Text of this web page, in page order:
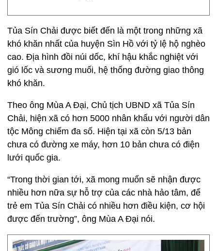
Tủa Sín Chải được biết đến là một trong những xã
khó khăn nhất của huyện Sìn Hồ với tỷ lệ hộ nghèo
cao. Địa hình đồi núi dốc, khí hậu khắc nghiệt với
gió lốc và sương muối, hệ thống đường giao thông
khó khăn.
Theo ông Mùa A Đại, Chủ tịch UBND xã Tủa Sín
Chải, hiện xã có hơn 5000 nhân khẩu với người dân
tộc Mông chiếm đa số. Hiện tại xã còn 5/13 bản
chưa có đường xe máy, hơn 10 bản chưa có điện
lưới quốc gia.
“Trong thời gian tới, xã mong muốn sẽ nhận được
nhiều hơn nữa sự hỗ trợ của các nhà hảo tâm, để
trẻ em Tủa Sín Chải có nhiều hơn điều kiện, cơ hội
được đến trường”, ông Mùa A Đại nói.